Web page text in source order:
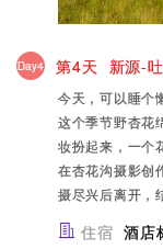
Day4 第4天 新源-
今天，可以睡个
这个季节野杏花
妆扮起来，一个
在杏花沟摄影创
摄尽兴后离开，
住宿 酒店